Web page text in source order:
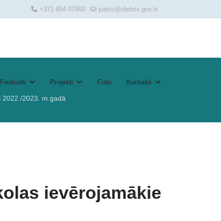
+371 654 07900 pasts@sbdmv.gov.lv
Projekti Foto Kontakti
2022./2023. m.gadā
ievērojamākie